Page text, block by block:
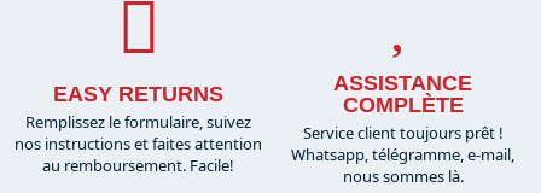
EASY RETURNS
Remplissez le formulaire, suivez
nos instructions et faites attention
au remboursement. Facile!
ASSISTANCE
COMPLÈTE
Service client toujours prêt !
Whatsapp, télégramme, e-mail,
nous sommes là.​